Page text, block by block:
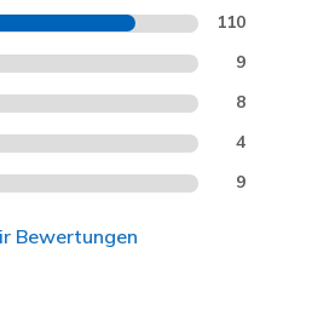
110
9
8
4
9
Bewertungen